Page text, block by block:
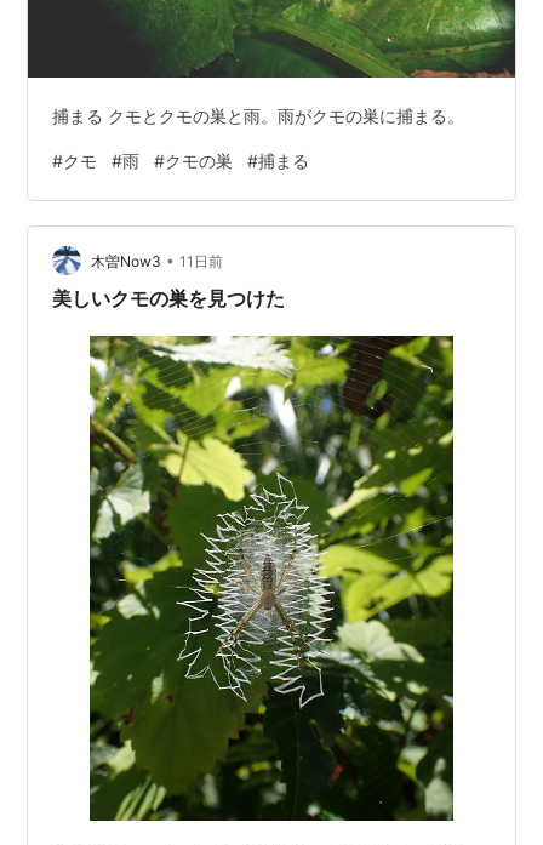
捕まる クモとクモの巣と雨。雨がクモの巣に捕まる。
#クモ #雨 #クモの巣 #捕まる
木曽Now3 • 11日前
美しいクモの巣を見つけた